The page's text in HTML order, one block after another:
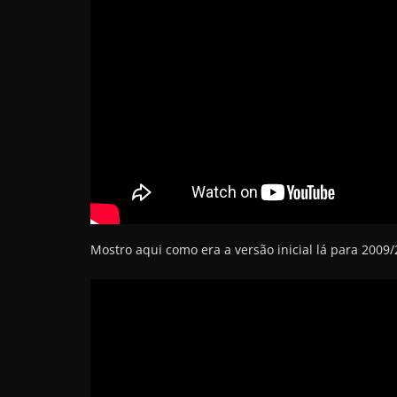
Mostro aqui como era a versão inicial lá para 2009/